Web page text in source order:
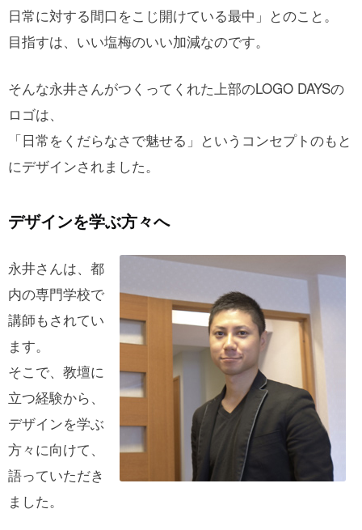
日常に対する間口をこじ開けている最中」とのこと。
目指すは、いい塩梅のいい加減なのです。
そんな永井さんがつくってくれた上部のLOGO DAYSの
ロゴは、
「日常をくだらなさで魅せる」というコンセプトのもと
にデザインされました。
デザインを学ぶ方々へ
永井さんは、都
内の専門学校で
講師もされてい
ます。
そこで、教壇に
立つ経験から、
デザインを学ぶ
方々に向けて、
語っていただき
ました。